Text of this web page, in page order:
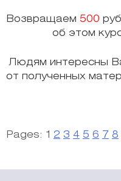
Возвращаем 500
об этом
Людям интересны
от полученных
Pages: 1 2 3 4 5 6 7 8